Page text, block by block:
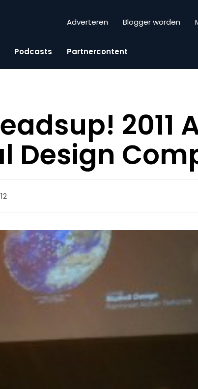
Adverteren Blogger worden
Podcasts Partnercontent
2011
Design